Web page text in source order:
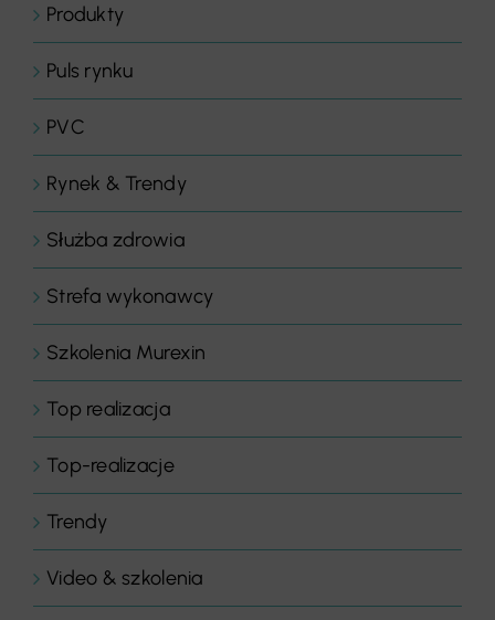
Produkty
Puls rynku
PVC
Rynek & Trendy
Służba zdrowia
Strefa wykonawcy
Szkolenia Murexin
Top realizacja
Top-realizacje
Trendy
Video & szkolenia